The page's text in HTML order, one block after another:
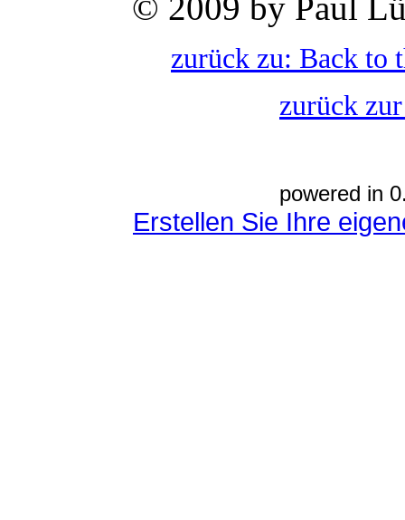
zurück zu: Back to
zurück
powered in
Erstellen Sie Ihre